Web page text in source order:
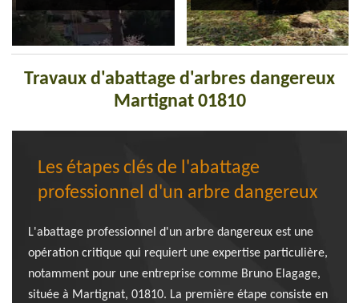
Travaux d'abattage d'arbres dangereux
Martignat 01810
Les étapes clés de l'abattage
professionnel d'un arbre dangereux
L'abattage professionnel d'un arbre dangereux est une
opération critique qui requiert une expertise particulière,
notamment pour une entreprise comme Bruno Elagage,
située à Martignat, 01810. La première étape consiste en